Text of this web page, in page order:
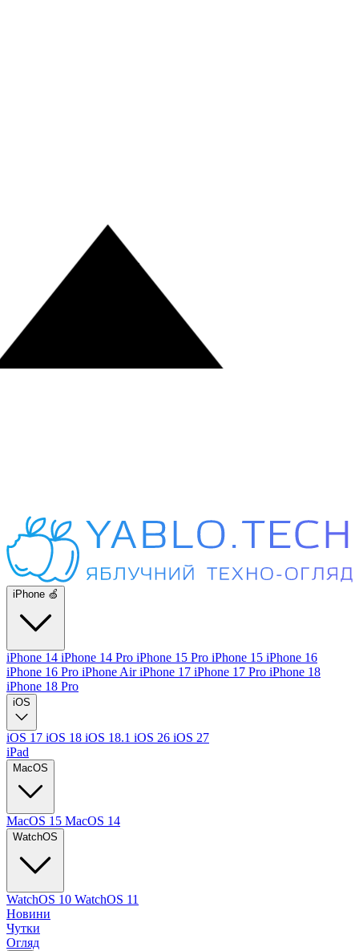
iPhone 🍏
iPhone 14 iPhone 14 Pro iPhone 15 Pro iPhone 15 iPhone 16
iPhone 16 Pro iPhone AiriPhone 17 iPhone 17 Pro iPhone 18
iPhone 18 Pro
iOS
iOS 17 iOS 18 iOS 18.1 iOS 26 iOS 27
iPad
MacOS
MacOS 15 MacOS 14
WatchOS
WatchOS 10 WatchOS 11
Новини
Чутки
Огляд